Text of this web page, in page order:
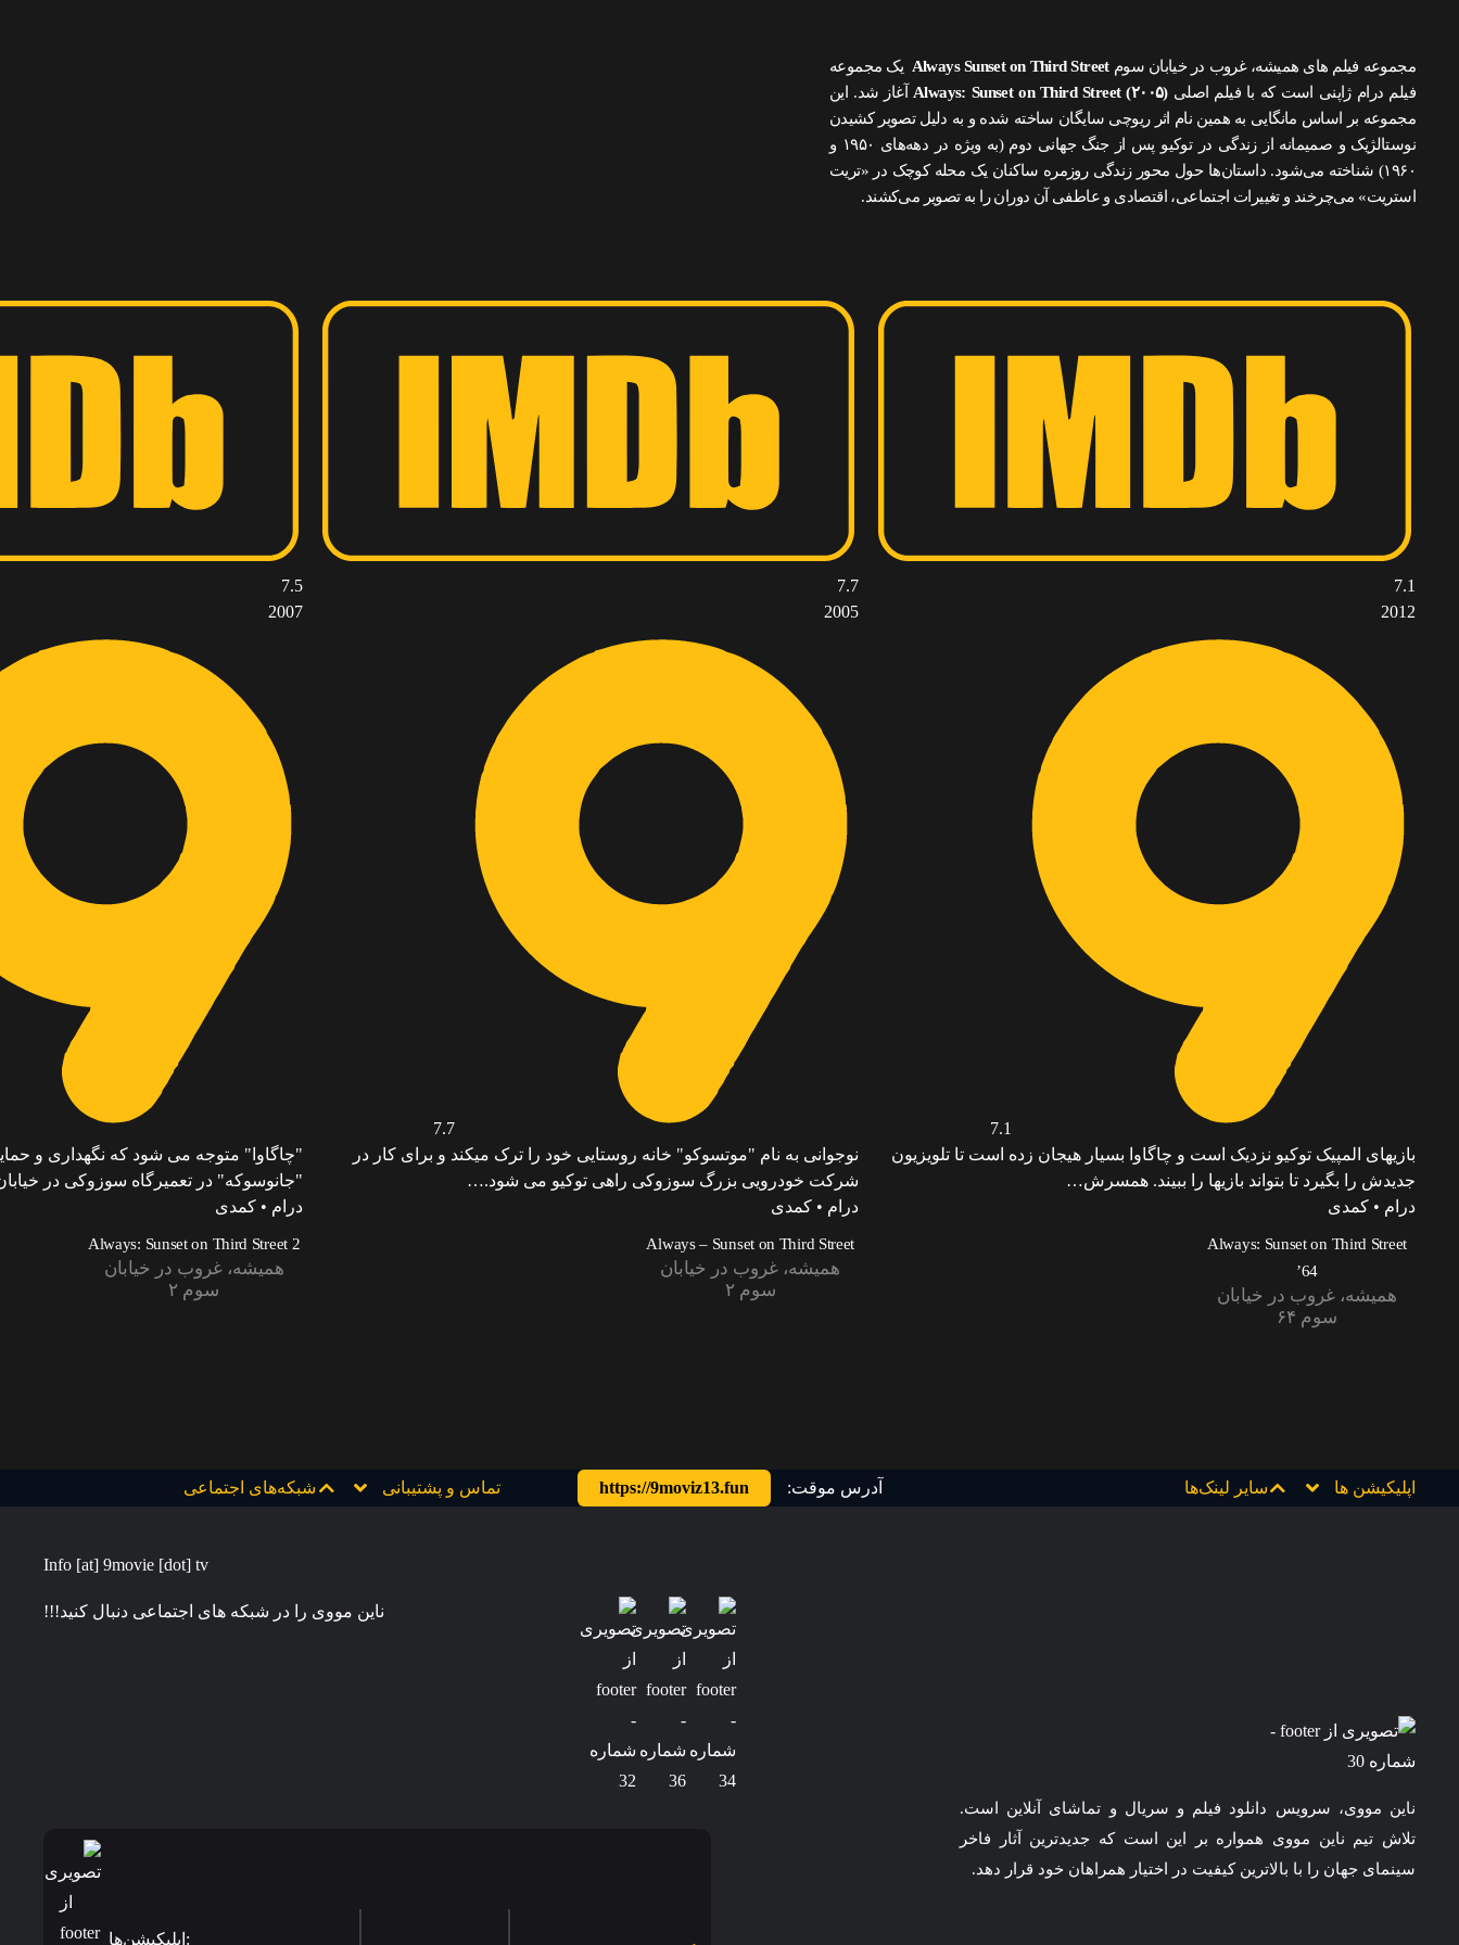
مجموعه فیلم های همیشه، غروب در خیابان سومAlways Sunset on Third Street یک مجموعه
فیلم درام ژاپنی است که با فیلم اصلیAlways: Sunset on Third Street (۲۰۰۵) آغاز شد. این
مجموعه بر اساس مانگایی به همین نام اثر ریوچی سایگان ساخته شده و به دلیل تصویر کشیدن
نوستالژیک و صمیمانه از زندگی در توکیو پس از جنگ جهانی دوم (به ویژه در دهه‌های ۱۹۵۰ و
۱۹۶۰) شناخته می‌شود. داستان‌ها حول محور زندگی روزمره ساکنان یک محله کوچک در «تریت
استریت» می‌چرخند و تغییرات اجتماعی، اقتصادی و عاطفی آن دوران را به تصویر می‌کشند.
7.1
2012
7.1
بازیهای المپیک توکیو نزدیک است و چاگاوا بسیار هیجان زده است تا تلویزیون
جدیدش را بگیرد تا بتواند بازیها را ببیند. همسرش…
درام • کمدی
Always: Sunset on Third Street
’64
همیشه، غروب در خیابان
سوم ۶۴
7.7
2005
7.7
نوجوانی به نام "موتسوکو" خانه روستایی خود را ترک میکند و برای کار در
شرکت خودرویی بزرگ سوزوکی راهی توکیو می شود.…
درام • کمدی
Always – Sunset on Third Street
همیشه، غروب در خیابان
سوم ۲
7.5
2007
"چاگاوا" متوجه می شود که نگهداری و
"جانوسوکه" در تعمیرگاه سوزوکی در
درام • کمدی
Always: Sunset on Third Street 2
همیشه، غروب در خیابان
سوم ۲
اپلیکیشن ها سایر لینک‌ها آدرس موقت: https://9moviz13.fun تماس و پشتیبانی شبکه‌های اجتماعی
ناین مووی، سرویس دانلود فیلم و سریال و تماشای آنلاین است.
تلاش تیم ناین مووی همواره بر این است که جدیدترین آثار فاخر
سینمای جهان را با بالاترین کیفیت در اختیار همراهان خود قرار دهد.
Info [at] 9movie [dot] tv
ناین مووی را در شبکه های اجتماعی دنبال کنید!!!
:اپلیکیشن‌ها